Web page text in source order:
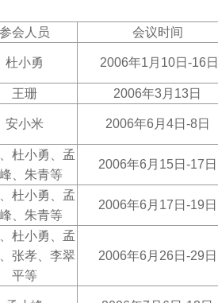
参会人员 会议时间
杜小勇 2006年1月10日-16日
王珊 2006年3月13日
安小米 2006年6月4日-8日
杜小勇、孟
、朱青等
2006年6月15日-17日
杜小勇、孟
、朱青等
2006年6月17日-19日
杜小勇、孟
张孝、李翠
平等
2006年6月26日-29日